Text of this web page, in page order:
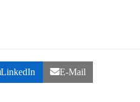
LinkedIn E-Mail